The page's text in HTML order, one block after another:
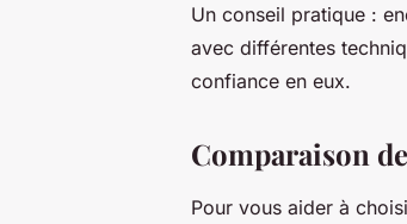
Un conseil pratique :
avec différentes
confiance en eux.
Comparaison
Pour vous aider à